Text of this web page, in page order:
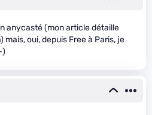
anycasté (mon article détaille
oui, depuis Free à Paris, je
)